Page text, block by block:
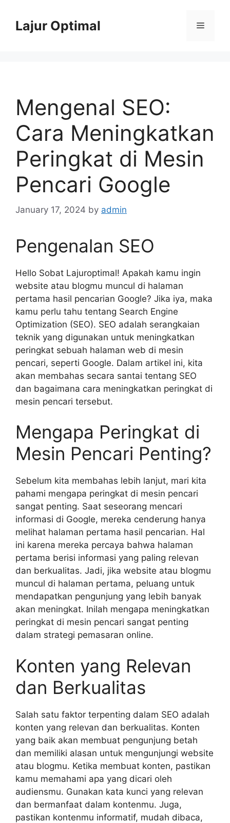
contentLajur Optimal Menu
Mengenal SEO:
Cara Meningkatkan
Peringkat di Mesin
Pencari Google
January 17, 2024 by admin
Pengenalan SEO
Hello Sobat Lajuroptimal! Apakah kamu ingin
website atau blogmu muncul di halaman
pertama hasil pencarian Google? Jika iya, maka
kamu perlu tahu tentang Search Engine
Optimization (SEO). SEO adalah serangkaian
teknik yang digunakan untuk meningkatkan
peringkat sebuah halaman web di mesin
pencari, seperti Google. Dalam artikel ini, kita
akan membahas secara santai tentang SEO
dan bagaimana cara meningkatkan peringkat di
mesin pencari tersebut.
Mengapa Peringkat di
Mesin Pencari Penting?
Sebelum kita membahas lebih lanjut, mari kita
pahami mengapa peringkat di mesin pencari
sangat penting. Saat seseorang mencari
informasi di Google, mereka cenderung hanya
melihat halaman pertama hasil pencarian. Hal
ini karena mereka percaya bahwa halaman
pertama berisi informasi yang paling relevan
dan berkualitas. Jadi, jika website atau blogmu
muncul di halaman pertama, peluang untuk
mendapatkan pengunjung yang lebih banyak
akan meningkat. Inilah mengapa meningkatkan
peringkat di mesin pencari sangat penting
dalam strategi pemasaran online.
Konten yang Relevan
dan Berkualitas
Salah satu faktor terpenting dalam SEO adalah
konten yang relevan dan berkualitas. Konten
yang baik akan membuat pengunjung betah
dan memiliki alasan untuk mengunjungi website
atau blogmu. Ketika membuat konten, pastikan
kamu memahami apa yang dicari oleh
audiensmu. Gunakan kata kunci yang relevan
dan bermanfaat dalam kontenmu. Juga,
pastikan kontenmu informatif, mudah dibaca,